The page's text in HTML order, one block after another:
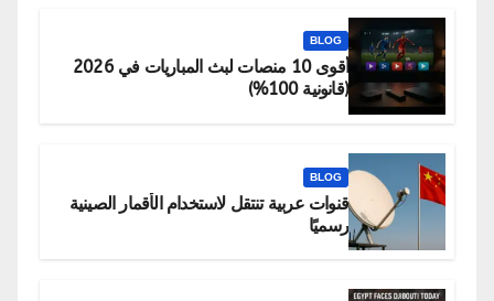
BLOG
أقوى 10 منصات لبث المباريات في 2026
(قانونية 100%)
BLOG
قنوات عربية تنتقل لاستخدام الأقمار الصينية
رسميًا